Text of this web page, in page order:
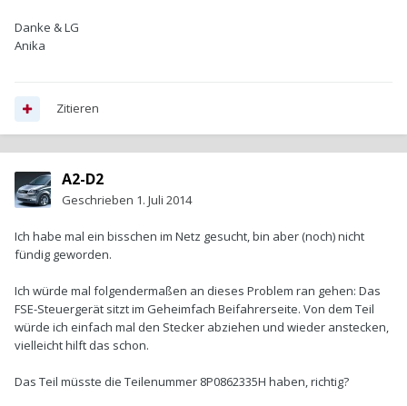
Danke & LG
Anika
Zitieren
A2-D2
Geschrieben 1. Juli 2014
Ich habe mal ein bisschen im Netz gesucht, bin aber (noch) nicht
fündig geworden.
Ich würde mal folgendermaßen an dieses Problem ran gehen: Das
FSE-Steuergerät sitzt im Geheimfach Beifahrerseite. Von dem Teil
würde ich einfach mal den Stecker abziehen und wieder anstecken,
vielleicht hilft das schon.
Das Teil müsste die Teilenummer 8P0862335H haben, richtig?